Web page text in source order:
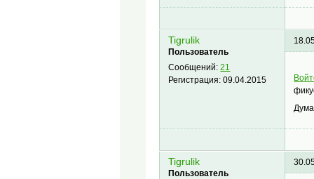
Tigrulik
Пользователь
Сообщений:21
Регистрация:09.04.2015
Tigrulik
Пользователь